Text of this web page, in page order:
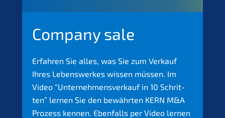
Compa­ny sale
Erfah­ren Sie alles, was Sie zum Verkauf
Ihres Lebens­werkes wissen müssen. Im
Video “Unter­nehmens­verkauf in 10 Schrit­
ten” lernen Sie den bewähr­ten KERN M&A
Prozess kennen. Ebenfalls per Video lernen